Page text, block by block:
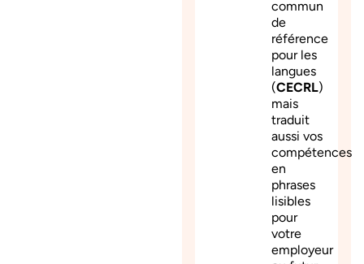
commun
de
référence
pour les
langues
(CECRL)
mais
traduit
aussi vos
compétences
en
phrases
lisibles
pour
votre
employeur